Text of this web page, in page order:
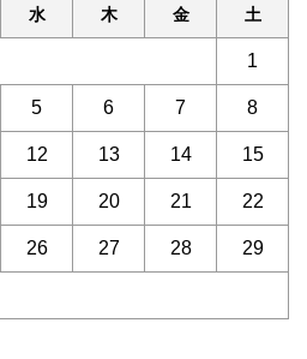
水 木 金 土
1
5 6 7 8
12 13 14 15
19 20 21 22
26 27 28 29